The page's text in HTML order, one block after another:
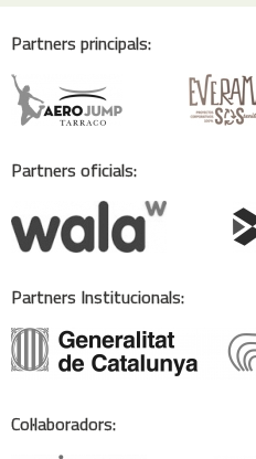
Partners principals:
Partners oficials:
Partners Institucionals:
Col·laboradors: